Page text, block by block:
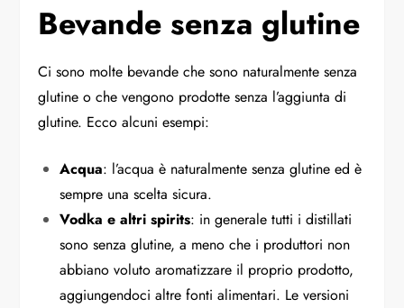
Bevande senza glutine
Ci sono molte bevande che sono naturalmente senza
glutine o che vengono prodotte senza l’aggiunta di
glutine. Ecco alcuni esempi:
Acqua: l’acqua è naturalmente senza glutine ed è
sempre una scelta sicura.
Vodka e altri spirits: in generale tutti i distillati
sono senza glutine, a meno che i produttori non
abbiano voluto aromatizzare il proprio prodotto,
aggiungendoci altre fonti alimentari. Le versioni